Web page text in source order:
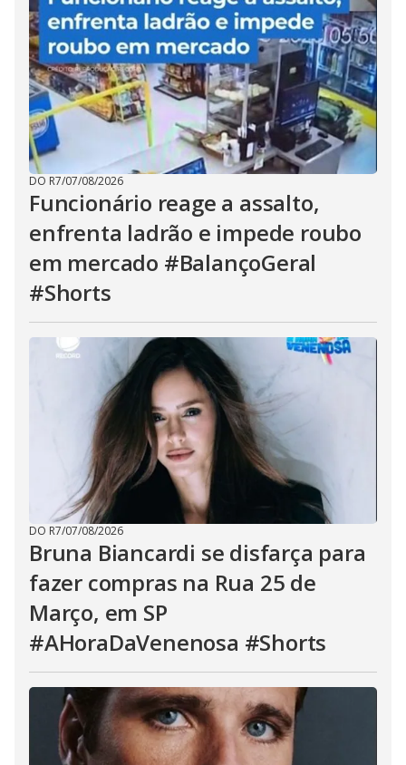
DO R7/07/08/2026
Funcionário reage a assalto,
enfrenta ladrão e impede roubo
em mercado #BalançoGeral
#Shorts
DO R7/07/08/2026
Bruna Biancardi se disfarça para
fazer compras na Rua 25 de
Março, em SP
#AHoraDaVenenosa #Shorts